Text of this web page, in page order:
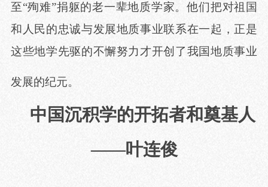
至“殉难”捐躯的老一辈地质学家。他们把对祖国
和人民的忠诚与发展地质事业联系在一起，正是
这些地学先驱的不懈努力才开创了我国地质事业
发展的纪元。
中国沉积学的开拓者和奠基人
——叶连俊